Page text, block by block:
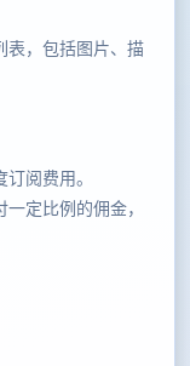
表，包括图片、描
阅费用。
定比例的佣金，